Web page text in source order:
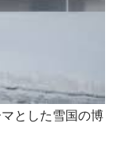
とした雪国の博